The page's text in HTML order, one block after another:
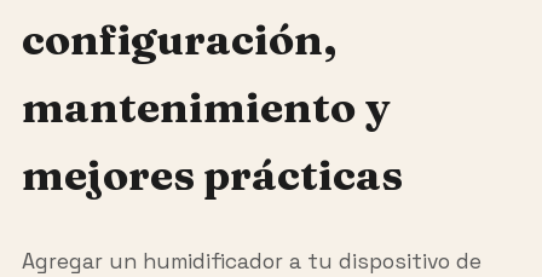
configuración,
mantenimiento y
mejores prácticas
Agregar un humidificador a tu dispositivo de